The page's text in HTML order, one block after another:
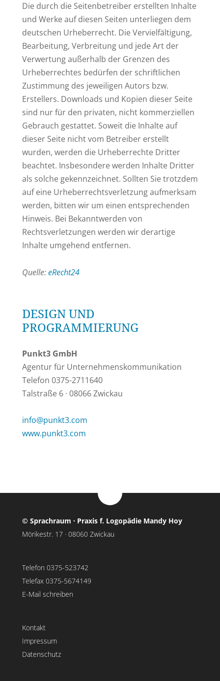
Die durch die Seitenbetreiber erstellten Inhalte
und Werke auf diesen Seiten unterliegen dem
deutschen Urheberrecht. Die Vervielfältigung,
Bearbeitung, Verbreitung und jede Art der
Verwertung außerhalb der Grenzen des
Urheberrechtes bedürfen der schriftlichen
Zustimmung des jeweiligen Autors bzw.
Erstellers. Downloads und Kopien dieser Seite
sind nur für den privaten, nicht kommerziellen
Gebrauch gestattet. Soweit die Inhalte auf
dieser Seite nicht vom Betreiber erstellt
wurden, werden die Urheberrechte Dritter
beachtet. Insbesondere werden Inhalte Dritter
als solche gekennzeichnet. Sollten Sie trotzdem
auf eine Urheberrechtsverletzung aufmerksam
werden, bitten wir um einen entsprechenden
Hinweis. Bei Bekanntwerden von
Rechtsverletzungen werden wir derartige
Inhalte umgehend entfernen.
Quelle:eRecht24
DESIGN UND
PROGRAMMIERUNG
Punkt3 GmbH
Agentur für Unternehmenskommunikation
Telefon 0375-2711640
Talstraße 6 · 08066 Zwickau
info@punkt3.com
www.punkt3.com
© Sprachraum · Praxis f. Logopädie Mandy Hoy
Mörikestr. 17 · 08060 Zwickau
Telefon 0375-523742
Telefax 0375-5674149
E-Mail schreiben
Kontakt
Impressum
Datenschutz